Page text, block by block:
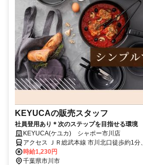
KEYUCAの販売スタッフ
社員登用あり＊次のステップを目指せる環境
KEYUCA(ケユカ) シャポー市川店
アクセス ＪＲ総武本線 市川北口徒歩約1分
徒歩約8分、京成本線 国府台徒歩約15分
時給1,230円
千葉県市川市